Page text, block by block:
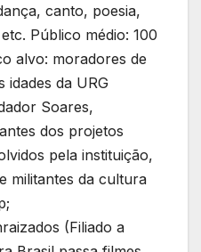
canto, poesia,
Público médio: 100
alvo: moradores de
idades da URG
Soares,
dos projetos
pela instituição,
militantes da cultura
(Filiado a